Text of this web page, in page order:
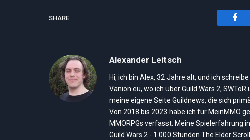
SHARE.
Alexander Leitsch
Hi, ich bin Alex, 32 Jahre alt, und ich
Vanion.eu, wo ich über Guild Wars 2,
meine eigene Seite Guildnews, die sich
Von 2018 bis 2023 habe ich für MeinMMO
MMORPGs verfasst. Meine Spielerfahrung
Guild Wars 2 - 1.000 Stunden The Elder